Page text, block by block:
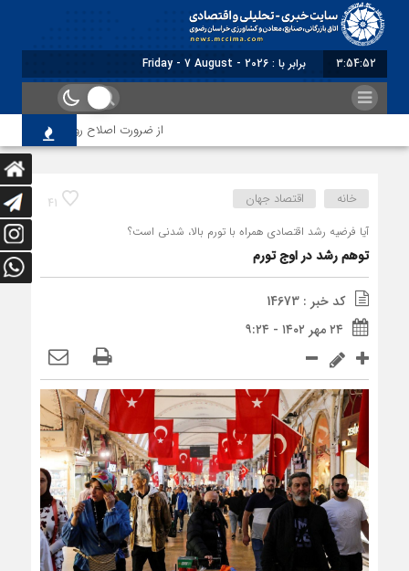
3:54:52 برابر با : Friday - 7 August - 2026
از ضرورت اصلاح رویه‌های بازرسی تا
41 خانه اقتصاد جهان
آیا فرضیه رشد اقتصادی همراه با تورم بالا، شدنی است؟
توهم رشد در اوج تورم
کد خبر : 14673
۲۴ مهر ۱۴۰۲ - ۹:۲۴